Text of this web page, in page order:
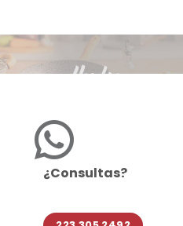
¿Consultas?